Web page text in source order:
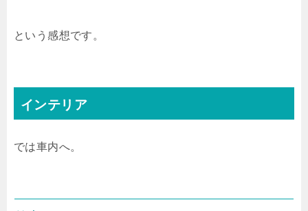
という感想です。
インテリア
では車内へ。